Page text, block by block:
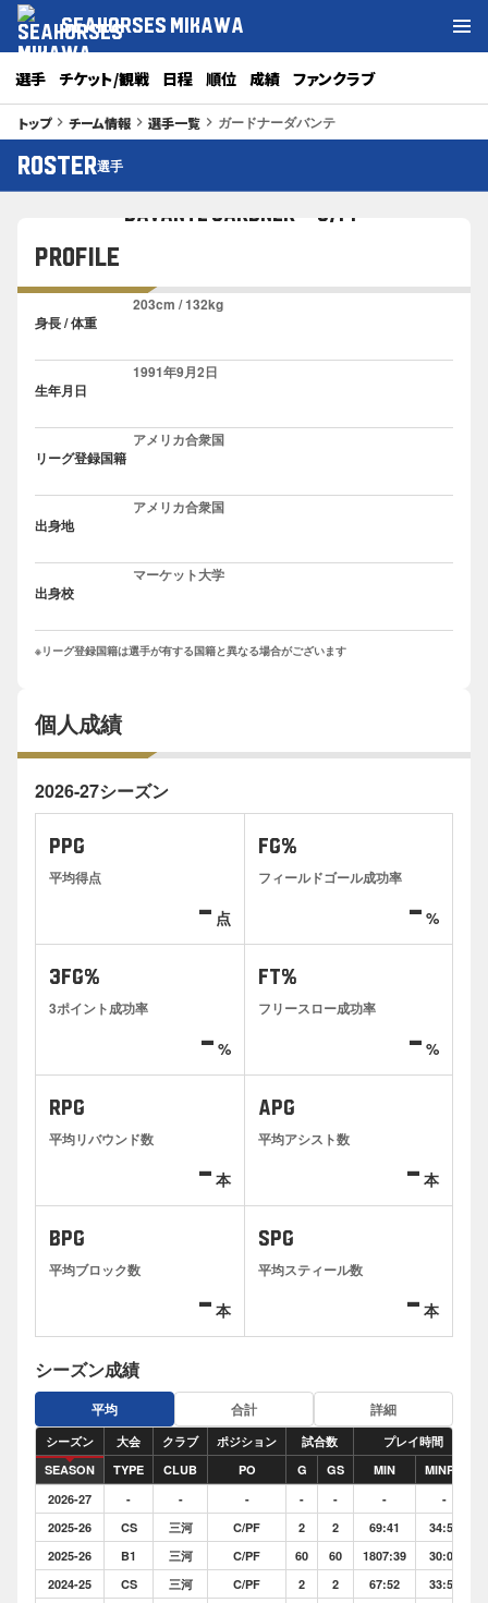
SEAHORSES MIKAWA
選手 チケット/観戦 日程 順位 成績 ファンクラブ
トップkeyboard_arrow_right チーム情報 keyboard_arrow_right 選手一覧 keyboard_arrow_right ガードナーダバンテ
ROSTER選手
54ダバンテ・ガードナー
DAVANTE GARDNER C/PF
PROFILE
身長 / 体重
203cm / 132kg
生年月日
1991年9月2日
リーグ登録国籍
アメリカ合衆国
出身地
アメリカ合衆国
出身校
マーケット大学
※リーグ登録国籍は選手が有する国籍と異なる場合がございます
個人成績
2026-27シーズン
PPG
平均得点
- 点
FG%
フィールドゴール成功率
- %
3FG%
3ポイント成功率
- %
FT%
フリースロー成功率
- %
RPG
平均リバウンド数
- 本
APG
平均アシスト数
- 本
BPG
平均ブロック数
- 本
SPG
平均スティール数
- 本
シーズン成績
平均 合計 詳細
シーズン 大会 クラブ ポジション 試合数 プレイ時間
SEASON
TYPE CLUB PO G GS MIN MINPG
2026-27
- - - - - -
-
2025-26
CS 三河 C/PF 2 2 69:41 34:50
2025-26
B1 三河 C/PF 60 60 1807:39 30:07
2024-25
CS 三河 C/PF 2 2 67:52 33:56